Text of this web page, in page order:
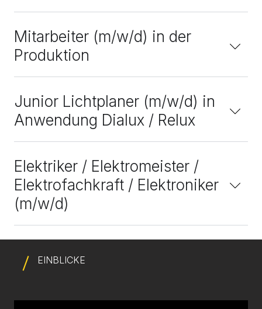
Mitarbeiter (m/w/d) in der
Produktion
Junior Lichtplaner (m/w/d) in
Anwendung Dialux / Relux
Elektriker / Elektromeister /
Elektrofachkraft / Elektroniker
(m/w/d)
EINBLICKE